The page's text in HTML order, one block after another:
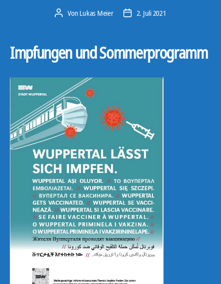
Beitragsautor
Von Lukas Meier Veröffentlichungsdatum
2. Juli 2021
Impfungen und Sommerprogramm